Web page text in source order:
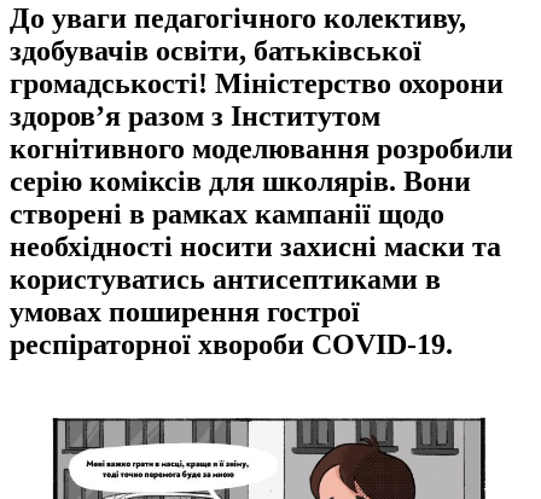
До уваги педагогічного колективу,
здобувачів освіти, батьківської
громадськості! Міністерство охорони
здоров’я разом з Інститутом
когнітивного моделювання розробили
серію коміксів для школярів. Вони
створені в рамках кампанії щодо
необхідності носити захисні маски та
користуватись антисептиками в
умовах поширення гострої
респіраторної хвороби COVID-19.